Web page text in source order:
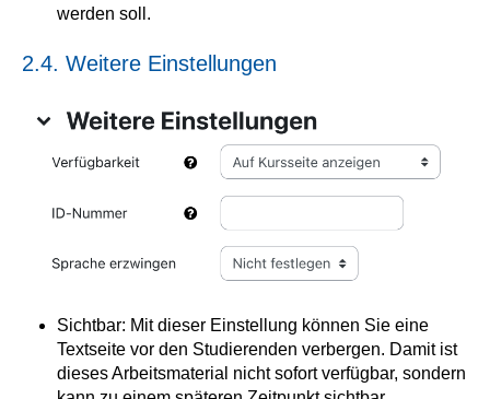
werden soll.
2.4. Weitere Einstellungen
Sichtbar: Mit dieser Einstellung können Sie eine
Textseite vor den Studierenden verbergen. Damit ist
dieses Arbeitsmaterial nicht sofort verfügbar, sondern